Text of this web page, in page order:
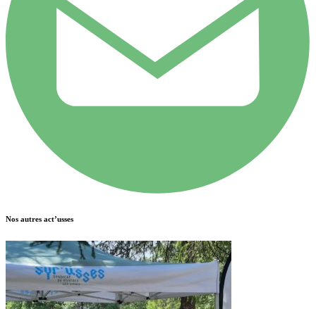
Nos autres act’usses